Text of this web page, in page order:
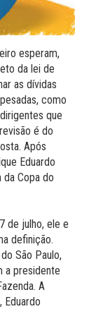
esperam,
da lei de
as dívidas
como
que
é do
Após
Eduardo
Copa do
de julho, ele e
definição.
São Paulo,
a presidente
A
Eduardo